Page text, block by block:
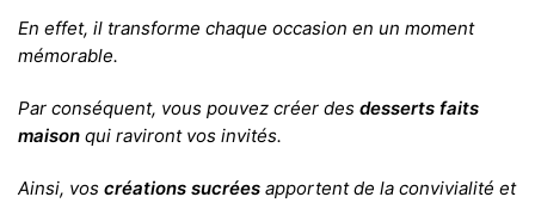
En effet, il transforme chaque occasion en un moment
mémorable.
Par conséquent, vous pouvez créer des desserts faits
maison qui raviront vos invités.
Ainsi, vos créations sucrées apportent de la convivialité et